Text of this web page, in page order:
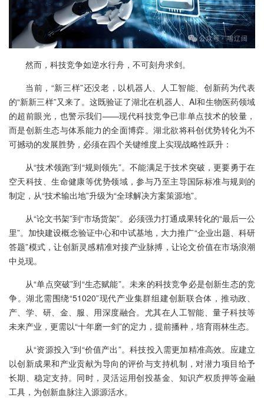
然而，科技竞争如逆水行舟，不可刻舟求剑。
当前，“新三样”还没老，以机器人、人工智能、创新药为代表
的“新新三样”又来了。这既验证了湖北在机器人、AI和生物医药领域
的超前眼光，也警示我们——现代科技竞争已非单点技术的较量，
而是创新生态与体系能力的全面博弈。湖北欲将科创优势转化为不
可撼动的发展胜势，必须在四个关键维度上实现战略性跃升：
从“技术领跑”到“规则领先”。不能满足于技术突破，更要勇于在
空天科技、生命健康等优势领域，参与乃至主导国际标准与规则的
制定，从“技术输出地”升级为“全球解决方案策源地”。
从“论文书架”到“市场货架”。必须强力打通成果转化的“最后一公
里”。加快建设概念验证中心和中试基地，大力推广“企业出题、科研
答题”模式，让创新灵感精准对接产业脉搏，让论文价值在市场浪潮
中兑现。
从“单点突破”到“生态赋能”。未来的科技竞争必是创新生态的竞
争。湖北需围绕“51020”现代产业集群组建创新联合体，推动政、
产、学、研、金、服、用深度融合。尤其在人工智能、量子科技等
未来产业，更需以“十年磨一剑”的定力，提前播种，培育雨林生态。
从“资源投入”到“价值产出”。科技投入需更加精准高效。应建立
以创新成果和产业贡献为导向的评价与支持机制，对潜力项目给予
长期、稳定支持。同时，灵活运用创投基金、知识产权质押等金融
工具，为创新血脉注入源源活水。